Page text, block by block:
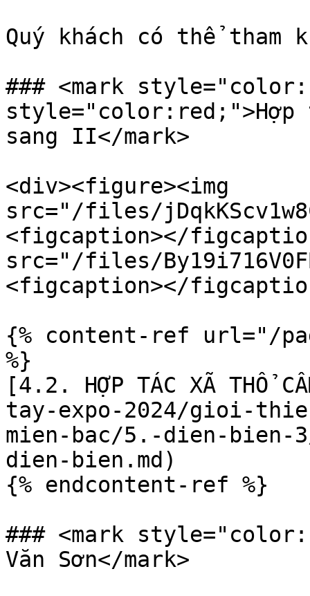
Quý khách có thể tham
### <mark
style="color:red;">Hợp
sang II</mark>
<div><figure><img
src="/files/
<figcaption></
src="/files/
<figcaption></
{% content-ref url="/
%}
[4.2. HỢP TÁC XÃ THỔ
tay-expo-2024/gioi-
mien-bac/5.-dien-bien-
dien-bien.md)
{% endcontent-ref %}
### <mark
Văn Sơn</mark>